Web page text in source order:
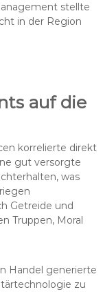
stellte
in der Region
auf die
korrelierte direkt
gut versorgte
was
Getreide und
Truppen, Moral
Handel generierte
zu